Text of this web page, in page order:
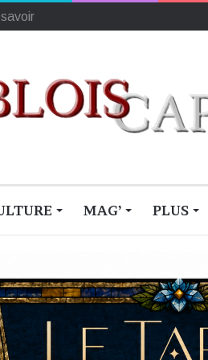
du monde
MAG’ PLUS